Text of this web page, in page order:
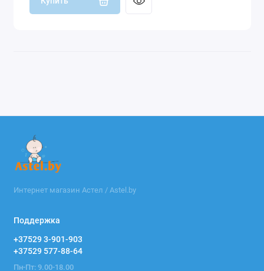
Интернет магазин Астел / Astel.by
Поддержка
+37529 3-901-903
+37529 577-88-64
Пн-Пт: 9.00-18.00